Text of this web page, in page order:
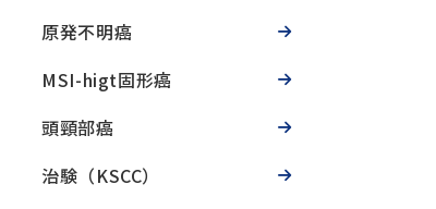
原発不明癌
MSI-higt固形癌
頭頸部癌
治験（KSCC）